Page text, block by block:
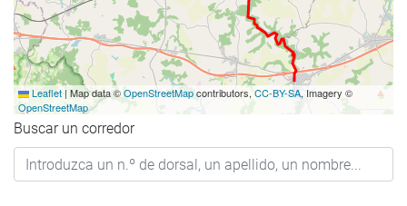
Leaflet | Map data ©OpenStreetMapcontributors, CC-BY-SA, Imagery ©
OpenStreetMap
Buscar un corredor